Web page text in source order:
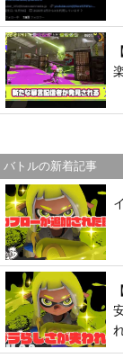
バトルの新着記事